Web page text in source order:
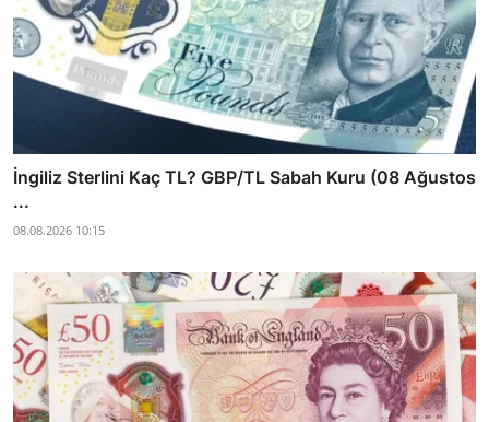
İngiliz Sterlini Kaç TL? GBP/TL Sabah Kuru (08 Ağustos
...
08.08.2026 10:15